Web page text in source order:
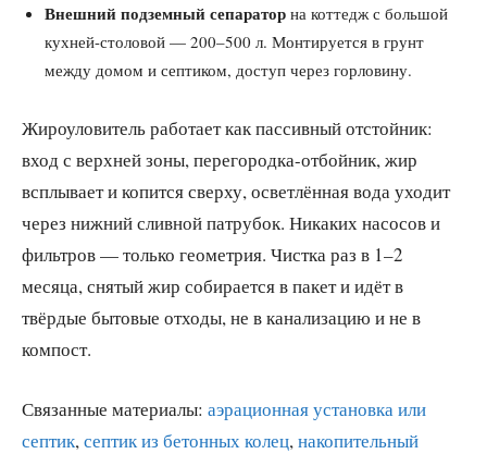
Внешний подземный сепаратор на коттедж с большой
кухней-столовой — 200–500 л. Монтируется в грунт
между домом и септиком, доступ через горловину.
Жироуловитель работает как пассивный отстойник:
вход с верхней зоны, перегородка-отбойник, жир
всплывает и копится сверху, осветлённая вода уходит
через нижний сливной патрубок. Никаких насосов и
фильтров — только геометрия. Чистка раз в 1–2
месяца, снятый жир собирается в пакет и идёт в
твёрдые бытовые отходы, не в канализацию и не в
компост.
Связанные материалы: аэрационная установка или
септик,септик из бетонных колец,накопительный